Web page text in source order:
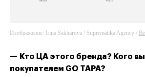
Изображение: Irina Sakharova / Suprematika Agency /
— Кто ЦА этого бренда? Кого
покупателем GO TAPA?